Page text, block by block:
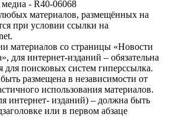
- R40-06068
материалов, размещённых на
при условии ссылки на
материалов со страницы «Новости
для интернет-изданий – обязательна
для поисковых систем гиперссылка.
размещена в независимости от
использования материалов.
интернет- изданий) – должна быть
или в первом абзаце